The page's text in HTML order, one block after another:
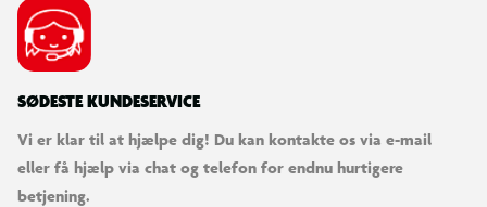
SØDESTE KUNDESERVICE
Vi er klar til at hjælpe dig! Du kan kontakte os via e-mail
eller få hjælp via chat og telefon for endnu hurtigere
betjening.